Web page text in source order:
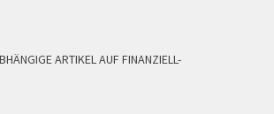
ARTIKEL AUF FINANZIELL-